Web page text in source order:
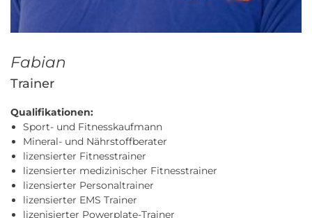
Fabian
Trainer
Qualifikationen:
Sport- und Fitnesskaufmann
Mineral- und Nährstoffberater
lizensierter Fitnesstrainer
lizensierter medizinischer Fitnesstrainer
lizensierter Personaltrainer
lizensierter EMS Trainer
lizenisierter Powerplate-Trainer